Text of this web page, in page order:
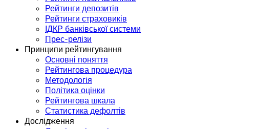
Рейтинги депозитів
Рейтинги страховиків
ІДКР банківської системи
Прес-релізи
Принципи рейтингування
Основні поняття
Рейтингова процедура
Методологія
Політика оцінки
Рейтингова шкала
Статистика дефолтів
Дослідження